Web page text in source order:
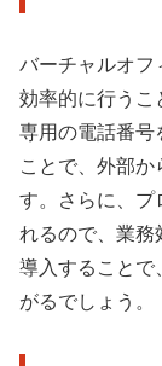
バーチャルオフ
効率的に行うこ
専用の電話番号
ことで、外部
す。さらに、プ
れるので、業務
導入することで
がるでしょう。